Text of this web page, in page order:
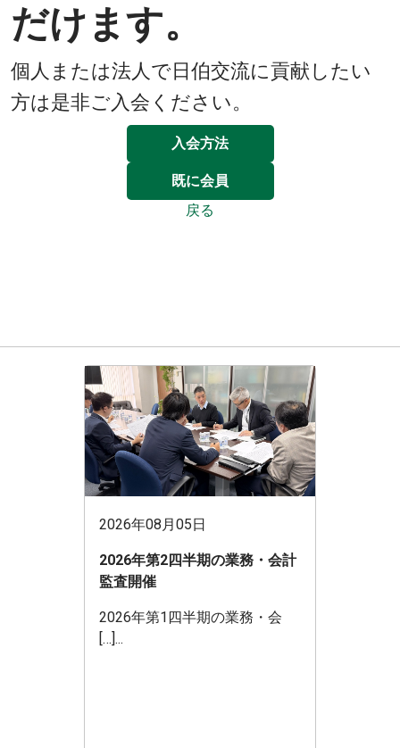
だけます。
個人または法人で日伯交流に貢献したい
方は是非ご入会ください。
入会方法
既に会員
戻る
2026年08月05日
2026年第2四半期の業務・会計
監査開催
2026年第1四半期の業務・会
[…]...